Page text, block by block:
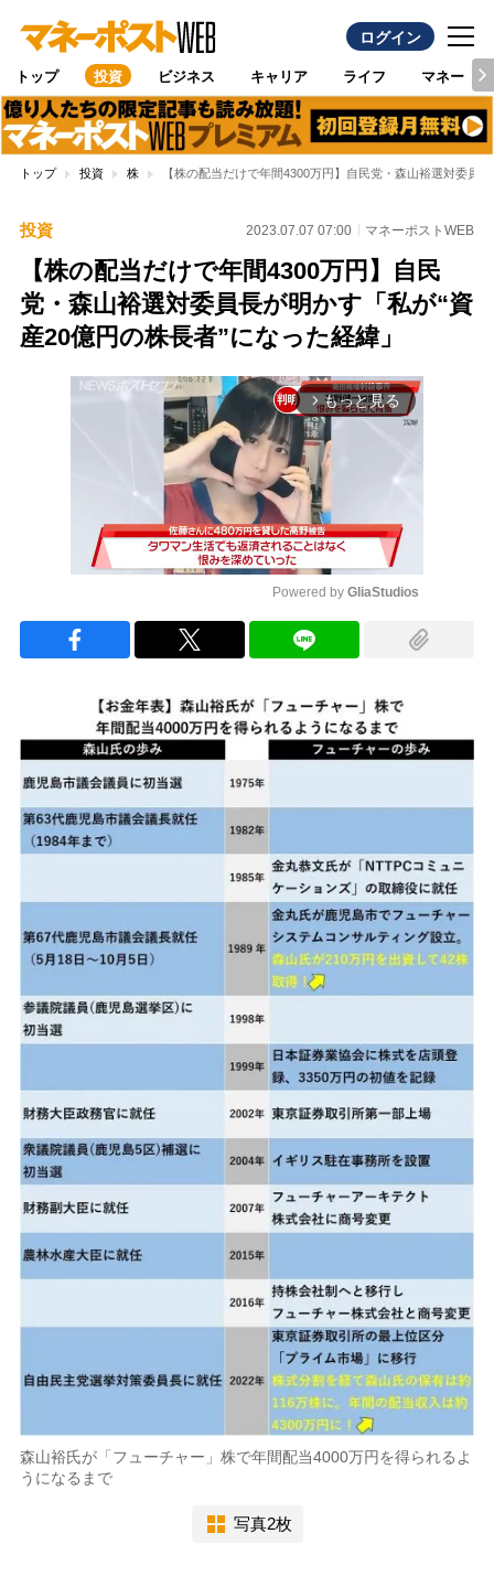
ログイン
トップ 投資 ビジネス キャリア ライフ マネー
トップ 投資 株 【株の配当だけで年間4300万円】自民党・森山裕選対委員
投資 2023.07.07 07:00 マネーポストWEB
【株の配当だけで年間4300万円】自民
党・森山裕選対委員長が明かす「私が“資
産20億円の株長者”になった経緯」
arrow_forward_ios もっと見る
Powered by GliaStudios
森山裕氏が「フューチャー」株で年間配当4000万円を得られるよ
うになるまで
写真2枚